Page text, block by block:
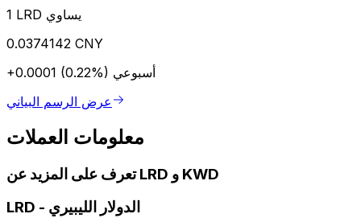
1 LRD يساوي
0.0374142 CNY
+0.0001 (0.22%) أسبوعي
عرض الرسم البياني
معلومات العملات
تعرف على المزيد عن LRD و KWD
LRD - الدولار الليبيري